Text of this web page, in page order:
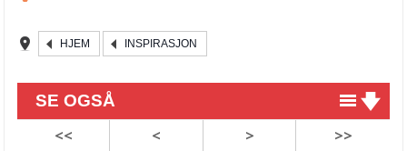
HJEM INSPIRASJON
SE OGSÅ
Enkelt julekort med julekuler
<< < > >>